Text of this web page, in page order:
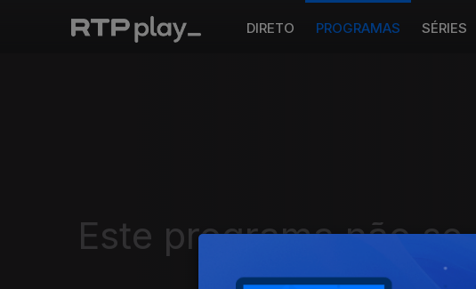
DIRETO PROGRAMAS SÉRIES
Este programa não